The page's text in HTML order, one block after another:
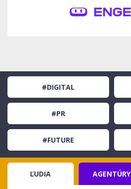
#DIGITAL
#PR
#FUTURE
ĽUDIA AGENTÚRY